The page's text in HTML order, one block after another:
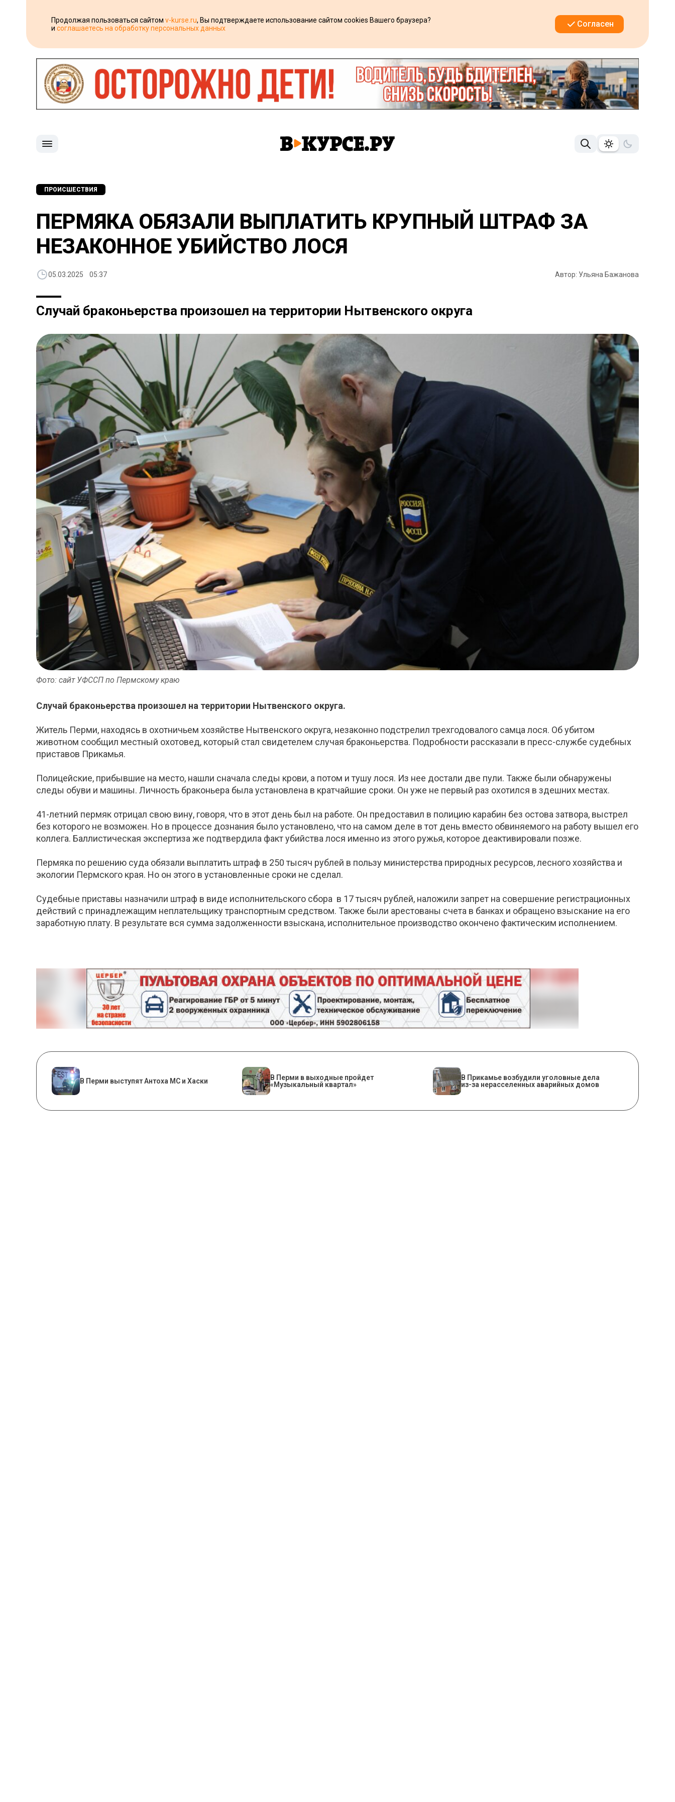
Продолжая пользоваться сайтом v-kurse.ru, Вы подтверждаете использование сайтом cookies Вашего браузера?
и соглашаетесь на обработку персональных данных Согласен
ПРОИСШЕСТВИЯ
ПЕРМЯКА ОБЯЗАЛИ ВЫПЛАТИТЬ КРУПНЫЙ ШТРАФ ЗА
НЕЗАКОННОЕ УБИЙСТВО ЛОСЯ
05.03.2025 05:37 Автор: Ульяна Бажанова
Случай браконьерства произошел на территории Нытвенского округа
Фото: сайт УФССП по Пермскому краю
Случай браконьерства произошел на территории Нытвенского округа.
Житель Перми, находясь в охотничьем хозяйстве Нытвенского округа, незаконно подстрелил трехгодовалого самца лося. Об убитом
животном сообщил местный охотовед, который стал свидетелем случая браконьерства. Подробности рассказали в пресс-службе судебных
приставов Прикамья.
Полицейские, прибывшие на место, нашли сначала следы крови, а потом и тушу лося. Из нее достали две пули. Также были обнаружены
следы обуви и машины. Личность браконьера была установлена в кратчайшие сроки. Он уже не первый раз охотился в здешних местах.
41-летний пермяк отрицал свою вину, говоря, что в этот день был на работе. Он предоставил в полицию карабин без остова затвора, выстрел
без которого не возможен. Но в процессе дознания было установлено, что на самом деле в тот день вместо обвиняемого на работу вышел его
коллега. Баллистическая экспертиза же подтвердила факт убийства лося именно из этого ружья, которое деактивировали позже.
Пермяка по решению суда обязали выплатить штраф в 250 тысяч рублей в пользу министерства природных ресурсов, лесного хозяйства и
экологии Пермского края. Но он этого в установленные сроки не сделал.
Судебные приставы назначили штраф в виде исполнительского сбора в 17 тысяч рублей, наложили запрет на совершение регистрационных
действий с принадлежащим неплательщику транспортным средством. Также были арестованы счета в банках и обращено взыскание на его
заработную плату. В результате вся сумма задолженности взыскана, исполнительное производство окончено фактическим исполнением.
В Перми выступят Антоха МС и Хаски
В Перми в выходные пройдет
«Музыкальный квартал»
В Прикамье возбудили уголовные дела
из-за нерасселенных аварийных домов